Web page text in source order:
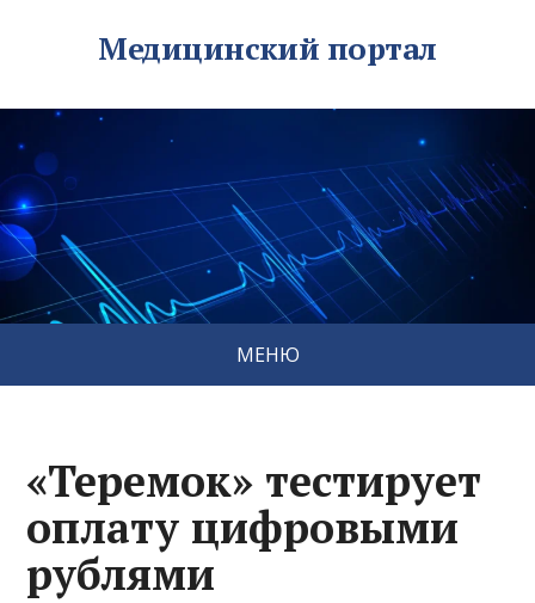
Медицинский портал
МЕНЮ
«Теремок» тестирует
оплату цифровыми
рублями